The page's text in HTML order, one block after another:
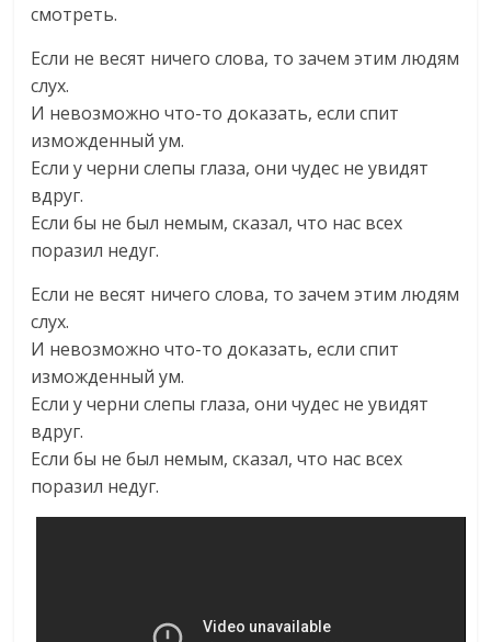
смотреть.
Если не весят ничего слова, то зачем этим людям
слух.
И невозможно что-то доказать, если спит
изможденный ум.
Если у черни слепы глаза, они чудес не увидят
вдруг.
Если бы не был немым, сказал, что нас всех
поразил недуг.
Если не весят ничего слова, то зачем этим людям
слух.
И невозможно что-то доказать, если спит
изможденный ум.
Если у черни слепы глаза, они чудес не увидят
вдруг.
Если бы не был немым, сказал, что нас всех
поразил недуг.